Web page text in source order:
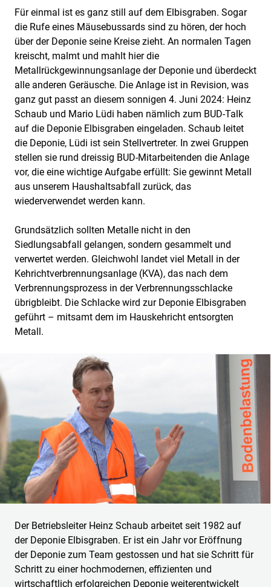
Für einmal ist es ganz still auf dem Elbisgraben. Sogar
die Rufe eines Mäusebussards sind zu hören, der hoch
über der Deponie seine Kreise zieht. An normalen Tagen
kreischt, malmt und mahlt hier die
Metallrückgewinnungsanlage der Deponie und überdeckt
alle anderen Geräusche. Die Anlage ist in Revision, was
ganz gut passt an diesem sonnigen 4. Juni 2024: Heinz
Schaub und Mario Lüdi haben nämlich zum BUD-Talk
auf die Deponie Elbisgraben eingeladen. Schaub leitet
die Deponie, Lüdi ist sein Stellvertreter. In zwei Gruppen
stellen sie rund dreissig BUD-Mitarbeitenden die Anlage
vor, die eine wichtige Aufgabe erfüllt: Sie gewinnt Metall
aus unserem Haushaltsabfall zurück, das
wiederverwendet werden kann.
Grundsätzlich sollten Metalle nicht in den
Siedlungsabfall gelangen, sondern gesammelt und
verwertet werden. Gleichwohl landet viel Metall in der
Kehrichtverbrennungsanlage (KVA), das nach dem
Verbrennungsprozess in der Verbrennungsschlacke
übrigbleibt. Die Schlacke wird zur Deponie Elbisgraben
geführt – mitsamt dem im Hauskehricht entsorgten
Metall.
Der Betriebsleiter Heinz Schaub arbeitet seit 1982 auf
der Deponie Elbisgraben. Er ist ein Jahr vor Eröffnung
der Deponie zum Team gestossen und hat sie Schritt für
Schritt zu einer hochmodernen, effizienten und
wirtschaftlich erfolgreichen Deponie weiterentwickelt